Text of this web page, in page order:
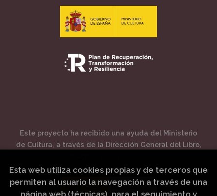
Este proyecto ha recibido una ayuda del Ministerio
de Cultura, a través de la Dirección General del Libro,
Esta web utiliza cookies propias y de terceros que
permiten al usuario la navegación a través de una
página web (técnicas), para el seguimiento y